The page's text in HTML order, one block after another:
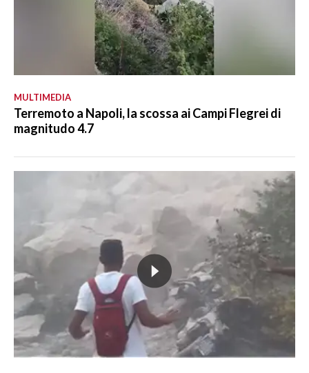
MULTIMEDIA
Terremoto a Napoli, la scossa ai Campi Flegrei di
magnitudo 4.7